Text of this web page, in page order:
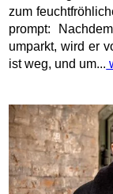
zum
prompt:
umparkt, wird er
ist weg, und um...